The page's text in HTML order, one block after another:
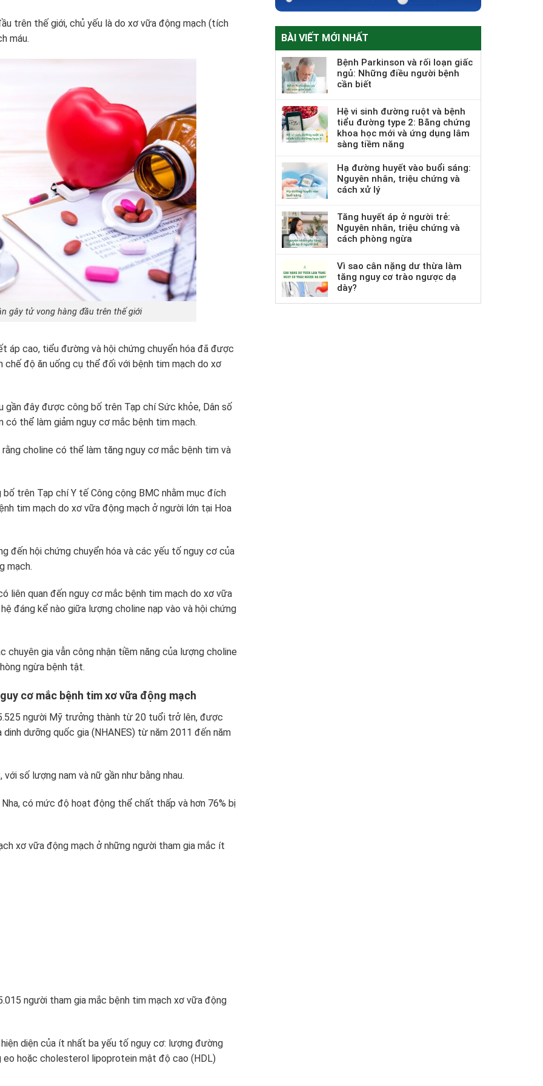
trên thế giới, chủ yếu là do xơ vữa động mạch (tích
máu.
gây tử vong hàng đầu trên thế giới
áp cao, tiểu đường và hội chứng chuyển hóa đã được
độ ăn uống cụ thể đối với bệnh tim mạch do xơ
gần đây được công bố trên Tạp chí Sức khỏe, Dân số
có thể làm giảm nguy cơ mắc bệnh tim mạch.
choline có thể làm tăng nguy cơ mắc bệnh tim và
trên Tạp chí Y tế Công cộng BMC nhằm mục đích
tim mạch do xơ vữa động mạch ở người lớn tại Hoa
đến hội chứng chuyển hóa và các yếu tố nguy cơ của
mạch.
liên quan đến nguy cơ mắc bệnh tim mạch do xơ vữa
đáng kể nào giữa lượng choline nạp vào và hội chứng
chuyên gia vẫn công nhận tiềm năng của lượng choline
ngừa bệnh tật.
cơ mắc bệnh tim xơ vữa động mạch
người Mỹ trưởng thành từ 20 tuổi trở lên, được
dưỡng quốc gia (NHANES) từ năm 2011 đến năm
số lượng nam và nữ gần như bằng nhau.
có mức độ hoạt động thể chất thấp và hơn 76% bị
xơ vữa động mạch ở những người tham gia mắc ít
người tham gia mắc bệnh tim mạch xơ vữa động
diện của ít nhất ba yếu tố nguy cơ: lượng đường
hoặc cholesterol lipoprotein mật độ cao (HDL)
BÀI VIẾT MỚI NHẤT
Bệnh Parkinson và rối loạn giấc
ngủ: Những điều người bệnh
cần biết
Hệ vi sinh đường ruột và bệnh
tiểu đường type 2: Bằng chứng
khoa học mới và ứng dụng lâm
sàng tiềm năng
Hạ đường huyết vào buổi sáng:
Nguyên nhân, triệu chứng và
cách xử lý
Tăng huyết áp ở người trẻ:
Nguyên nhân, triệu chứng và
cách phòng ngừa
Vì sao cân nặng dư thừa làm
tăng nguy cơ trào ngược dạ
dày?